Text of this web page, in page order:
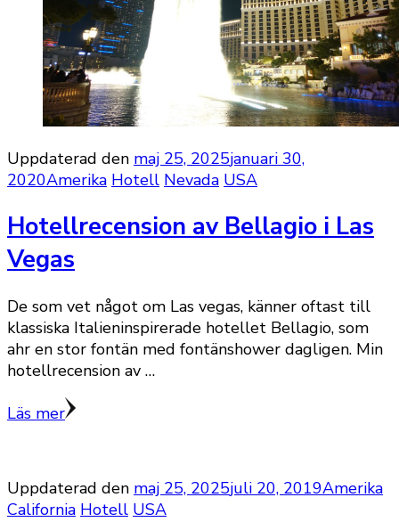
Uppdaterad den maj 25, 2025januari 30,
2020Amerika Hotell Nevada USA
Hotellrecension av Bellagio i Las
Vegas
De som vet något om Las vegas, känner oftast till
klassiska Italieninspirerade hotellet Bellagio, som
ahr en stor fontän med fontänshower dagligen. Min
hotellrecension av …
Läs mer
Uppdaterad den maj 25, 2025juli 20, 2019Amerika
California Hotell USA